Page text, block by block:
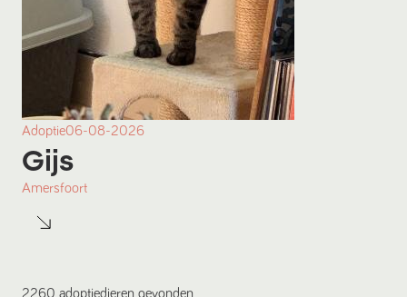
Adoptie06-08-2026
Gijs
Amersfoort
2260 adoptiedieren gevonden